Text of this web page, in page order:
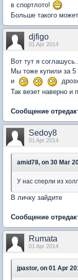
в спортлото!
Больше такого
djfigo
01 Apr 2014
Вот тут я
Мы тоже купили за
и
Так везет наверно и
Сообщение
Sedoy8
01 Apr 2014
amid78, on 30 Mar
У нас сперли из
В личку зайдите
Сообщение
Rumata
01 Apr 2014
jpastor, on 01 Apr